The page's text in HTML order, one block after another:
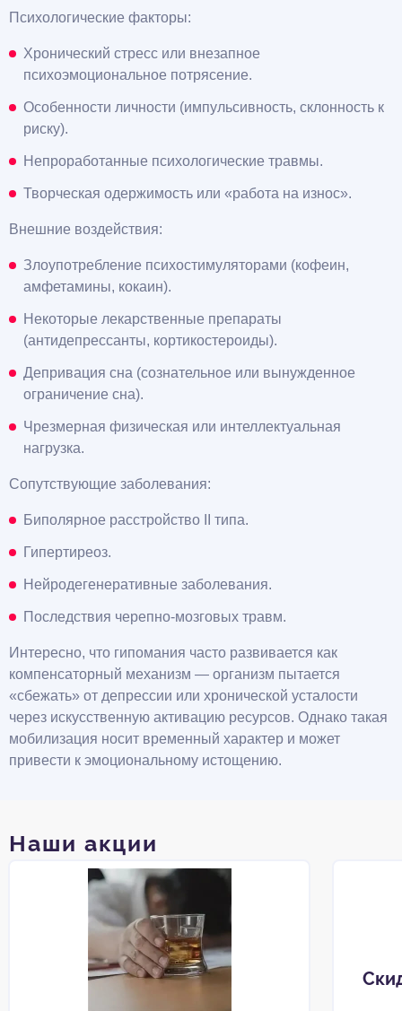
Психологические факторы:
Хронический стресс или внезапное
психоэмоциональное потрясение.
Особенности личности (импульсивность, склонность к
риску).
Непроработанные психологические травмы.
Творческая одержимость или «работа на износ».
Внешние воздействия:
Злоупотребление психостимуляторами (кофеин,
амфетамины, кокаин).
Некоторые лекарственные препараты
(антидепрессанты, кортикостероиды).
Депривация сна (сознательное или вынужденное
ограничение сна).
Чрезмерная физическая или интеллектуальная
нагрузка.
Сопутствующие заболевания:
Биполярное расстройство II типа.
Гипертиреоз.
Нейродегенеративные заболевания.
Последствия черепно-мозговых травм.
Интересно, что гипомания часто развивается как
компенсаторный механизм — организм пытается
«сбежать» от депрессии или хронической усталости
через искусственную активацию ресурсов. Однако такая
мобилизация носит временный характер и может
привести к эмоциональному истощению.
Наши акции